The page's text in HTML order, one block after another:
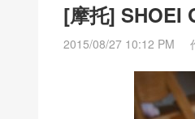
[摩托] SHOEI
2015/08/27 10:12 PM